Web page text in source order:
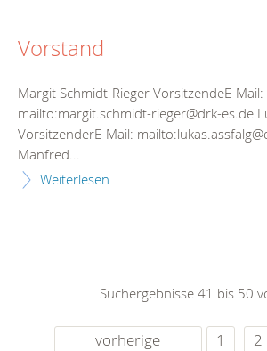
Vorstand
Margit Schmidt-Rieger VorsitzendeE-Mail:
mailto:margit.schmidt-rieger@drk-es.de
VorsitzenderE-Mail:
Manfred...
Weiterlesen
Suchergebnisse 41 bis 50
vorherige 1 2